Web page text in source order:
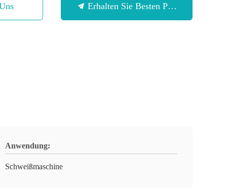
Erhalten Sie Besten Preis
Anwendung:
Schweißmaschine